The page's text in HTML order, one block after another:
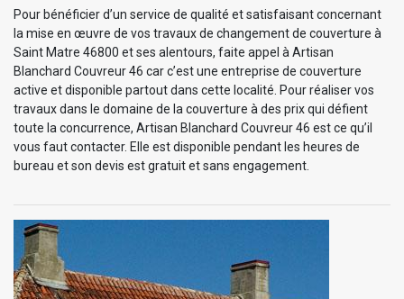
Pour bénéficier d’un service de qualité et satisfaisant concernant
la mise en œuvre de vos travaux de changement de couverture à
Saint Matre 46800 et ses alentours, faite appel à Artisan
Blanchard Couvreur 46 car c’est une entreprise de couverture
active et disponible partout dans cette localité. Pour réaliser vos
travaux dans le domaine de la couverture à des prix qui défient
toute la concurrence, Artisan Blanchard Couvreur 46 est ce qu’il
vous faut contacter. Elle est disponible pendant les heures de
bureau et son devis est gratuit et sans engagement.